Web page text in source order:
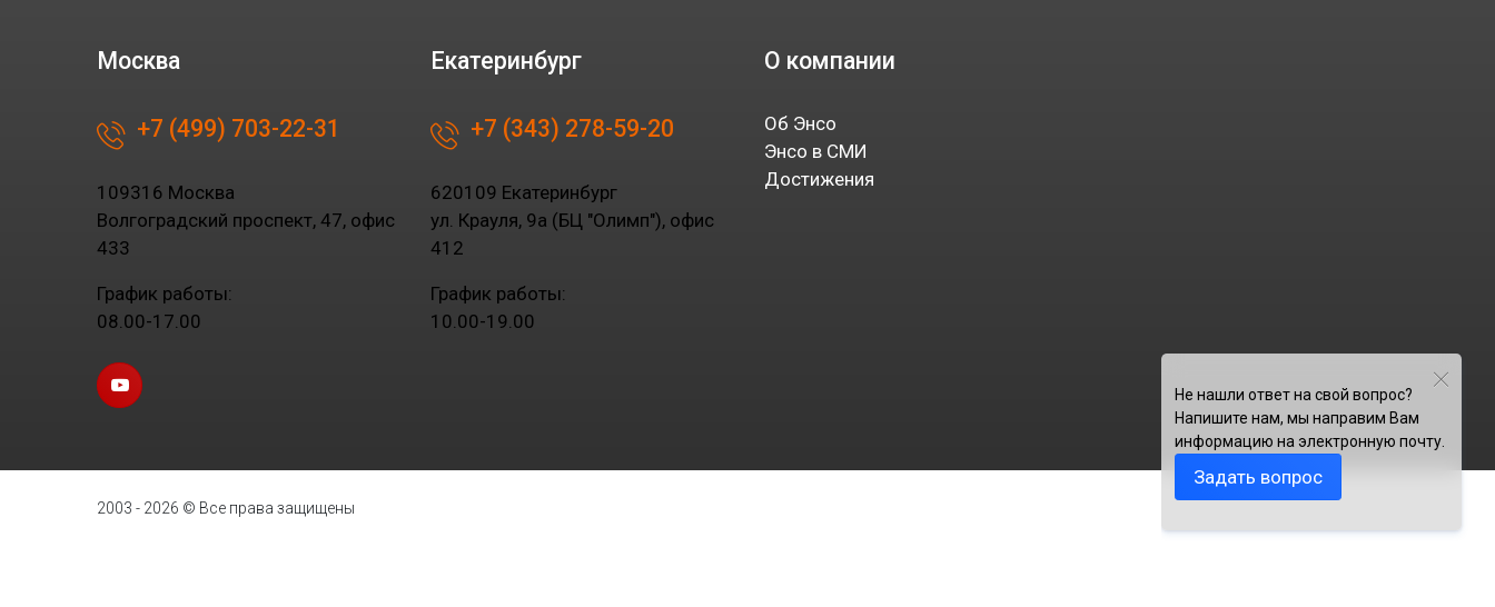
Москва
+7 (499) 703-22-31
109316 Москва
Волгоградский проспект, 47, офис
433
График работы:
08.00-17.00
Екатеринбург
+7 (343) 278-59-20
620109 Екатеринбург
ул. Крауля, 9а (БЦ "Олимп"), офис
412
График работы:
10.00-19.00
О компании
Об Энсо
Энсо в СМИ
Достижения
2003 - 2026 © Все права защищены
Не нашли ответ на свой вопрос?
Напишите нам, мы направим Вам
информацию на электронную почту.
Задать вопрос